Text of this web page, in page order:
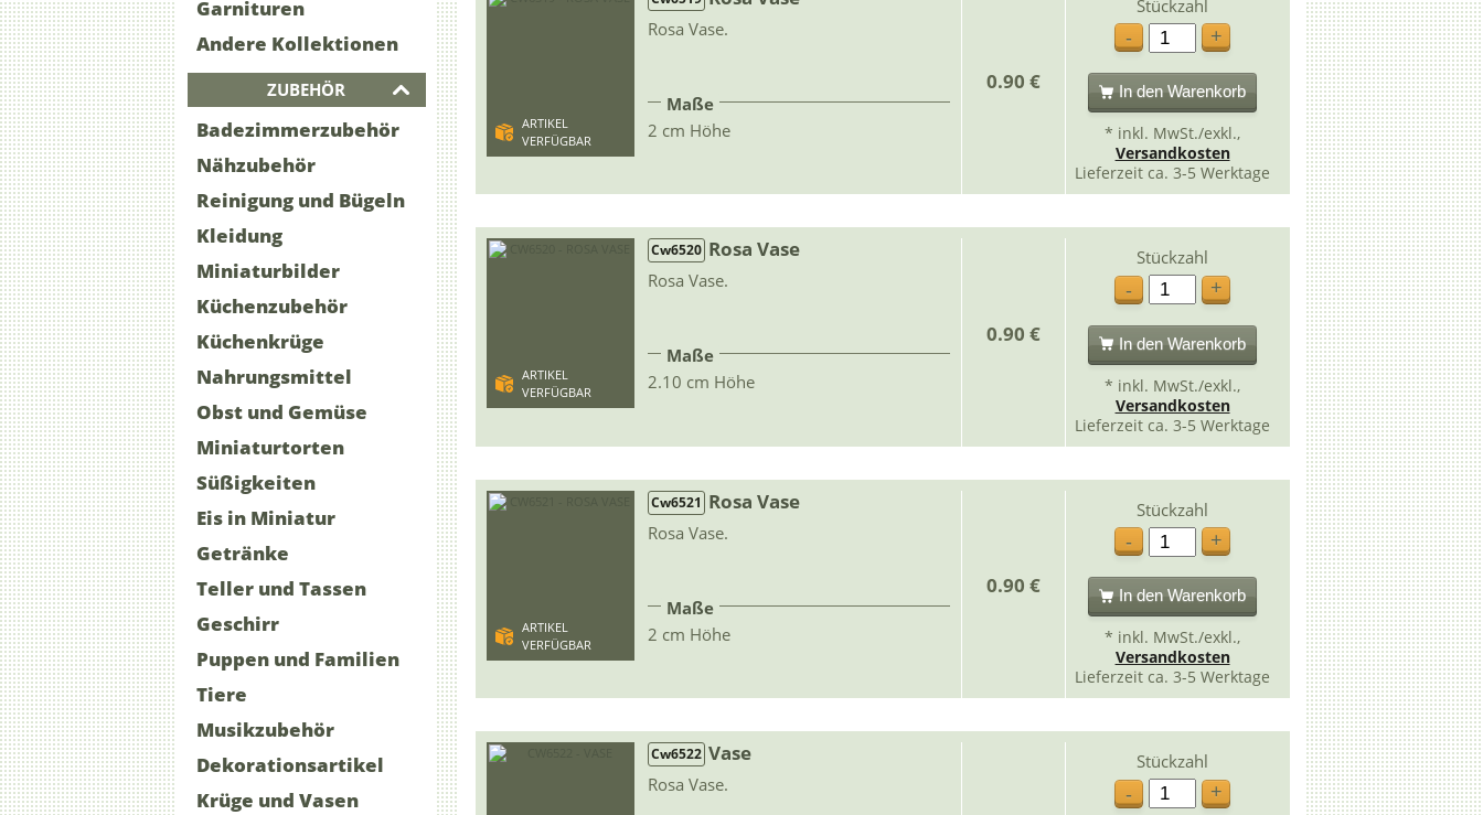
Garnituren
Andere Kollektionen
ZUBEHÖR
Badezimmerzubehör
Nähzubehör
Reinigung und Bügeln
Kleidung
Miniaturbilder
Küchenzubehör
Küchenkrüge
Nahrungsmittel
Obst und Gemüse
Miniaturtorten
Süßigkeiten
Eis in Miniatur
Getränke
Teller und Tassen
Geschirr
Puppen und Familien
Tiere
Musikzubehör
Dekorationsartikel
Krüge und Vasen
ARTIKEL
VERFÜGBAR
Rosa Vase.
Maße
2 cm Höhe
0.90 €
Stückzahl
-
+
In den Warenkorb
* inkl. MwSt./exkl.,
Versandkosten
Lieferzeit ca. 3-5 Werktage
ARTIKEL
VERFÜGBAR
Cw6520 Rosa Vase
Rosa Vase.
Maße
2.10 cm Höhe
0.90 €
Stückzahl
-
+
In den Warenkorb
* inkl. MwSt./exkl.,
Versandkosten
Lieferzeit ca. 3-5 Werktage
ARTIKEL
VERFÜGBAR
Cw6521 Rosa Vase
Rosa Vase.
Maße
2 cm Höhe
0.90 €
Stückzahl
-
+
In den Warenkorb
* inkl. MwSt./exkl.,
Versandkosten
Lieferzeit ca. 3-5 Werktage
Cw6522 Vase
Rosa Vase.
Stückzahl
-
+